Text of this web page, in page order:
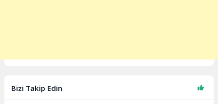
Bizi Takip Edin